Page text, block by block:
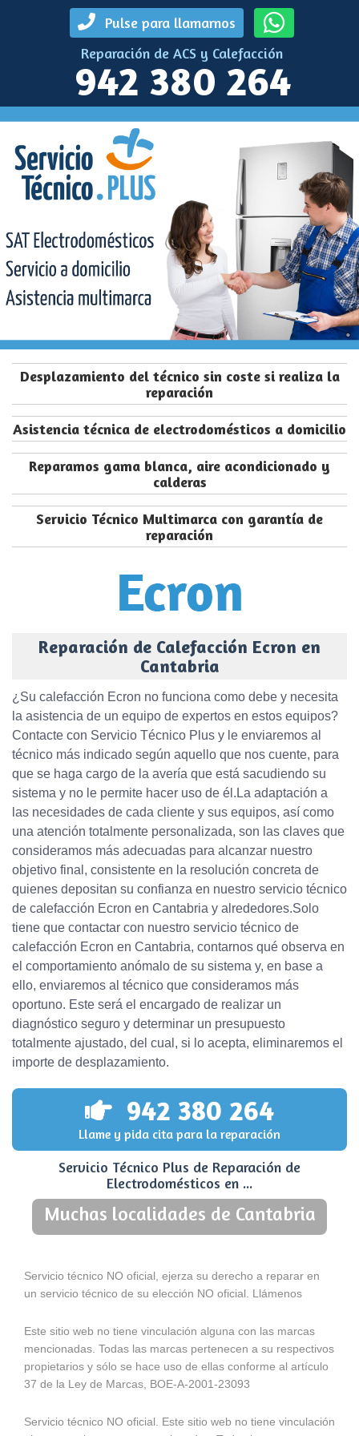
Pulse para llamarnos
Reparación de ACS y Calefacción
942 380 264
Desplazamiento del técnico sin coste si realiza la
reparación
Asistencia técnica de electrodomésticos a domicilio
Reparamos gama blanca, aire acondicionado y
calderas
Servicio Técnico Multimarca con garantía de
reparación
Reparación de Calefacción Ecron en
Cantabria
¿Su calefacción Ecron no funciona como debe y necesita
la asistencia de un equipo de expertos en estos equipos?
Contacte con Servicio Técnico Plus y le enviaremos al
técnico más indicado según aquello que nos cuente, para
que se haga cargo de la avería que está sacudiendo su
sistema y no le permite hacer uso de él.La adaptación a
las necesidades de cada cliente y sus equipos, así como
una atención totalmente personalizada, son las claves que
consideramos más adecuadas para alcanzar nuestro
objetivo final, consistente en la resolución concreta de
quienes depositan su confianza en nuestro servicio técnico
de calefacción Ecron en Cantabria y alrededores.Solo
tiene que contactar con nuestro servicio técnico de
calefacción Ecron en Cantabria, contarnos qué observa en
el comportamiento anómalo de su sistema y, en base a
ello, enviaremos al técnico que consideramos más
oportuno. Este será el encargado de realizar un
diagnóstico seguro y determinar un presupuesto
totalmente ajustado, del cual, si lo acepta, eliminaremos el
importe de desplazamiento.
942 380 264
Llame y pida cita para la reparación
Servicio Técnico Plus de Reparación de
Electrodomésticos en ...
Muchas localidades de Cantabria
Servicio técnico NO oficial, ejerza su derecho a reparar en
un servicio técnico de su elección NO oficial. Llámenos
Este sitio web no tiene vinculación alguna con las marcas
mencionadas. Todas las marcas pertenecen a su respectivos
propietarios y sólo se hace uso de ellas conforme al artículo
37 de la Ley de Marcas, BOE-A-2001-23093
Servicio técnico NO oficial. Este sitio web no tiene vinculación